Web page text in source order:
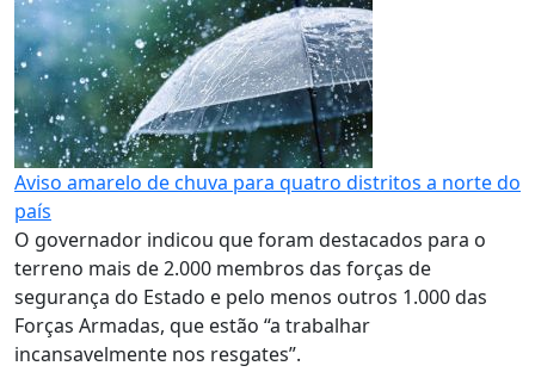
Aviso amarelo de chuva para quatro distritos a norte do
país
O governador indicou que foram destacados para o
terreno mais de 2.000 membros das forças de
segurança do Estado e pelo menos outros 1.000 das
Forças Armadas, que estão “a trabalhar
incansavelmente nos resgates”.